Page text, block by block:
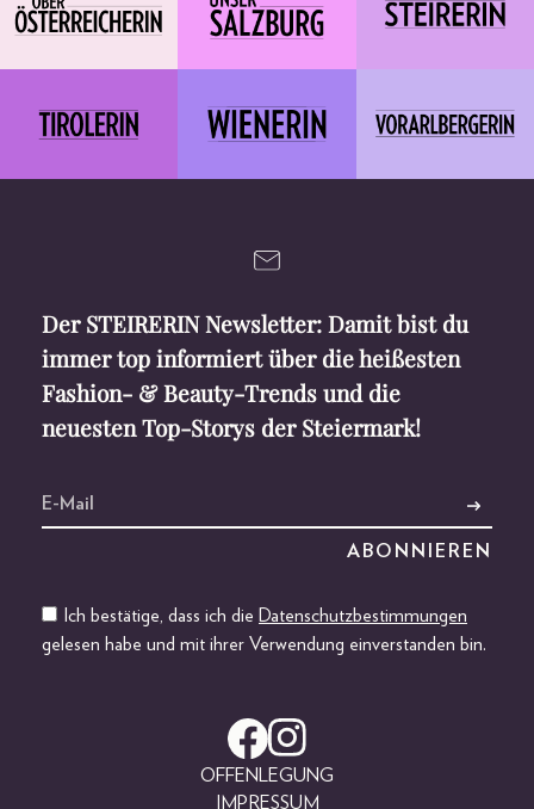
Der STEIRERIN Newsletter: Damit bist du
immer top informiert über die heißesten
Fashion- & Beauty-Trends und die
neuesten Top-Storys der Steiermark!
Ich bestätige, dass ich die Datenschutzbestimmungen
gelesen habe und mit ihrer Verwendung einverstanden bin.
OFFENLEGUNG
IMPRESSUM